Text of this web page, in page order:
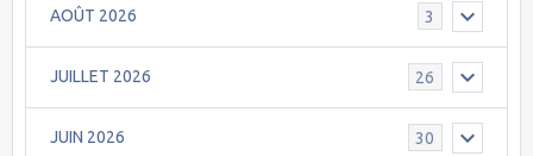
AOÛT 2026 3
JUILLET 2026 26
JUIN 2026 30